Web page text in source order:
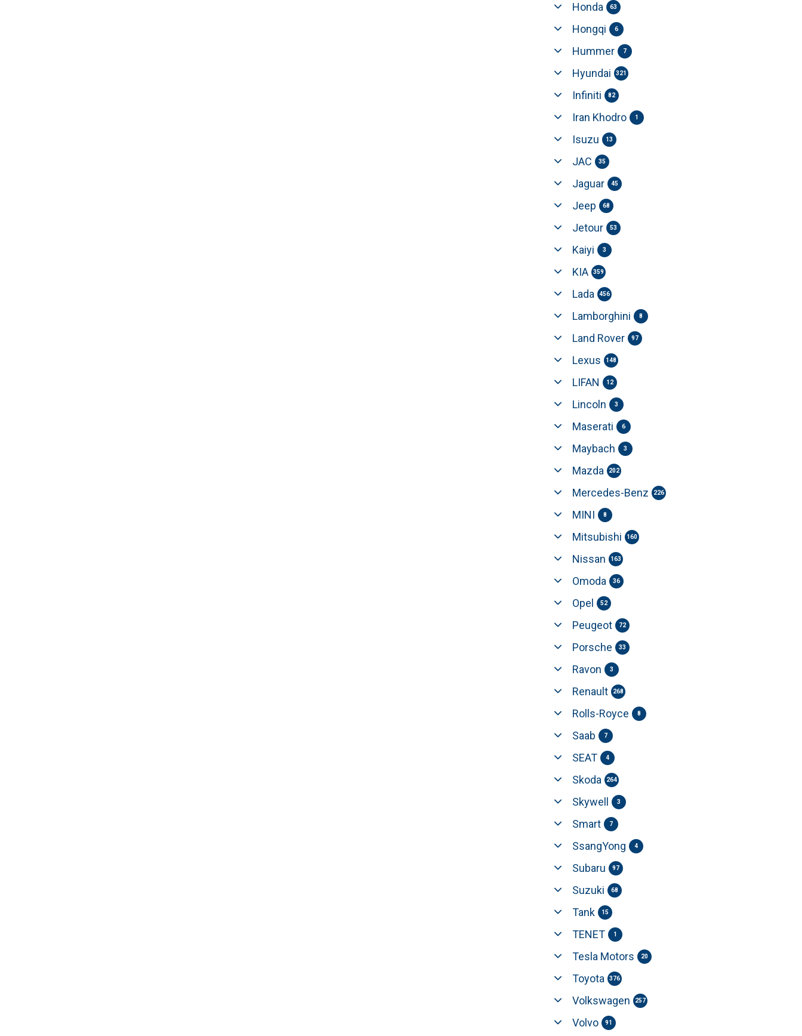
Honda 63
Hongqi 6
Hummer 7
Hyundai 321
Infiniti 82
Iran Khodro 1
Isuzu 13
JAC 35
Jaguar 45
Jeep 68
Jetour 53
Kaiyi 3
KIA 359
Lada 456
Lamborghini 8
Land Rover 97
Lexus 148
LIFAN 12
Lincoln 3
Maserati 6
Maybach 3
Mazda 202
Mercedes-Benz 226
MINI 8
Mitsubishi 160
Nissan 163
Omoda 36
Opel 52
Peugeot 72
Porsche 33
Ravon 3
Renault 268
Rolls-Royce 8
Saab 7
SEAT 4
Skoda 264
Skywell 3
Smart 7
SsangYong 4
Subaru 97
Suzuki 68
Tank 15
TENET 1
Tesla Motors 20
Toyota 376
Volkswagen 257
Volvo 91